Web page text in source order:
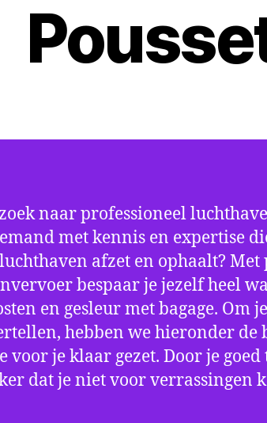
naar professioneel
met kennis en expertise
afzet en ophaalt? Met
bespaar je jezelf heel
en gesleur met bagage. Om
hebben we hieronder de
voor je klaar gezet. Door je
dat je niet voor verrassingen